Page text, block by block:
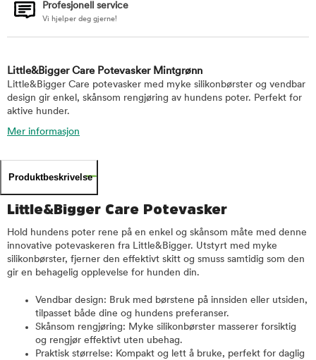
Profesjonell service
Vi hjelper deg gjerne!
Little&Bigger Care Potevasker Mintgrønn
Little&Bigger Care potevasker med myke silikonbørster og vendbar
design gir enkel, skånsom rengjøring av hundens poter. Perfekt for
aktive hunder.
Mer informasjon
Produktbeskrivelse
Little&Bigger Care Potevasker
Hold hundens poter rene på en enkel og skånsom måte med denne
innovative potevaskeren fra Little&Bigger. Utstyrt med myke
silikonbørster, fjerner den effektivt skitt og smuss samtidig som den
gir en behagelig opplevelse for hunden din.
Vendbar design: Bruk med børstene på innsiden eller utsiden,
tilpasset både dine og hundens preferanser.
Skånsom rengjøring: Myke silikonbørster masserer forsiktig
og rengjør effektivt uten ubehag.
Praktisk størrelse: Kompakt og lett å bruke, perfekt for daglig